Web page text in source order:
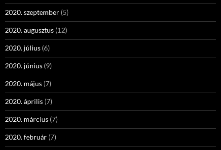
2020. szeptember (5)
2020. augusztus (12)
2020. július (6)
2020. június (9)
2020. május (7)
2020. április (7)
2020. március (7)
2020. február (7)